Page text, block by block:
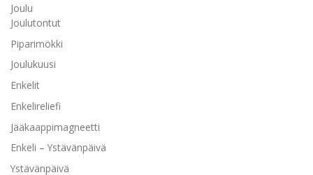
Joulu
Joulutontut
Piparimökki
Joulukuusi
Enkelit
Enkelireliefi
Jääkaappimagneetti
Enkeli – Ystävänpäivä
Ystävänpäivä